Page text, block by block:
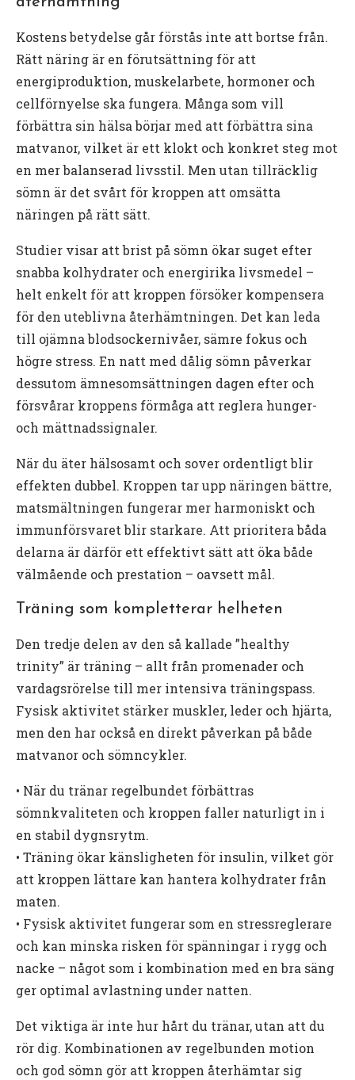
Kostens betydelse går förstås inte att bortse från.
Rätt näring är en förutsättning för att
energiproduktion, muskelarbete, hormoner och
cellförnyelse ska fungera. Många som vill
förbättra sin hälsa börjar med att förbättra sina
matvanor, vilket är ett klokt och konkret steg mot
en mer balanserad livsstil. Men utan tillräcklig
sömn är det svårt för kroppen att omsätta
näringen på rätt sätt.
Studier visar att brist på sömn ökar suget efter
snabba kolhydrater och energirika livsmedel –
helt enkelt för att kroppen försöker kompensera
för den uteblivna återhämtningen. Det kan leda
till ojämna blodsockernivåer, sämre fokus och
högre stress. En natt med dålig sömn påverkar
dessutom ämnesomsättningen dagen efter och
försvårar kroppens förmåga att reglera hunger-
och mättnadssignaler.
När du äter hälsosamt och sover ordentligt blir
effekten dubbel. Kroppen tar upp näringen bättre,
matsmältningen fungerar mer harmoniskt och
immunförsvaret blir starkare. Att prioritera båda
delarna är därför ett effektivt sätt att öka både
välmående och prestation – oavsett mål.
Träning som kompletterar helheten
Den tredje delen av den så kallade ”healthy
trinity” är träning – allt från promenader och
vardagsrörelse till mer intensiva träningspass.
Fysisk aktivitet stärker muskler, leder och hjärta,
men den har också en direkt påverkan på både
matvanor och sömncykler.
• När du tränar regelbundet förbättras
sömnkvaliteten och kroppen faller naturligt in i
en stabil dygnsrytm.
• Träning ökar känsligheten för insulin, vilket gör
att kroppen lättare kan hantera kolhydrater från
maten.
• Fysisk aktivitet fungerar som en stressreglerare
och kan minska risken för spänningar i rygg och
nacke – något som i kombination med en bra säng
ger optimal avlastning under natten.
Det viktiga är inte hur hårt du tränar, utan att du
rör dig. Kombinationen av regelbunden motion
och god sömn gör att kroppen återhämtar sig